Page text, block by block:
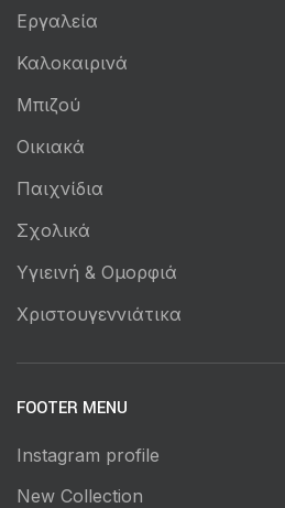
Εργαλεία
Καλοκαιρινά
Μπιζού
Οικιακά
Παιχνίδια
Σχολικά
Υγιεινή & Ομορφιά
Χριστουγεννιάτικα
FOOTER MENU
Instagram profile
New Collection